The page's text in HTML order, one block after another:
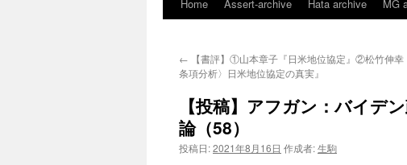
Home Assert-archive Hata archive MG
← 【書評】①山本章子『日米地位協定』②松竹伸幸
条項分析〉日米地位協定の真実』
【投稿】アフガン：バイデ
論（58）
投稿日:2021年8月16日 作成者:生駒